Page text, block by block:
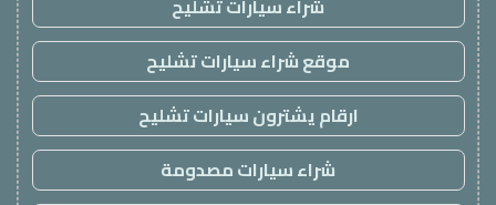
موقع شراء سيارات تشليح
ارقام يشترون سيارات تشليح
شراء سيارات مصدومة